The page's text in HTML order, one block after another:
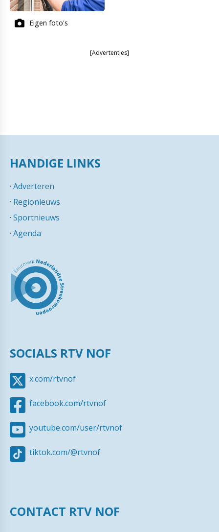
Eigen foto's
[Advertenties]
HANDIGE LINKS
· Adverteren
· Regionieuws
· Sportnieuws
· Agenda
SOCIALS RTV NOF
x.com/rtvnof
facebook.com/rtvnof
youtube.com/user/rtvnof
tiktok.com/@rtvnof
CONTACT RTV NOF